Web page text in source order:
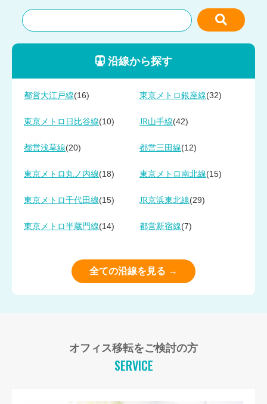
沿線から探す
都営大江戸線(16) 東京メトロ銀座線(32)
東京メトロ日比谷線(10) JR山手線(42)
都営浅草線(20) 都営三田線(12)
東京メトロ丸ノ内線(18) 東京メトロ南北線(15)
東京メトロ千代田線(15) JR京浜東北線(29)
東京メトロ半蔵門線(14) 都営新宿線(7)
全ての沿線を見る →
オフィス移転をご検討の方
SERVICE